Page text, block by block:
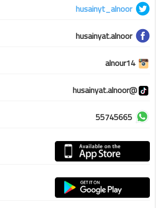
husainyt_alnoor
husainyat.alnoor
alnour14
@husainyat.alnoor
55745665